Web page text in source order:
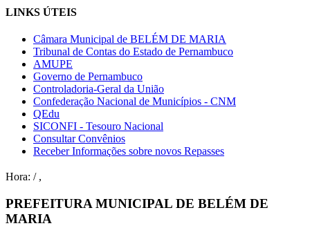
LINKS ÚTEIS
Câmara Municipal de BELÉM DE MARIA
Tribunal de Contas do Estado de Pernambuco
AMUPE
Governo de Pernambuco
Controladoria-Geral da União
Confederação Nacional de Municípios - CNM
QEdu
SICONFI - Tesouro Nacional
Consultar Convênios
Receber Informações sobre novos Repasses
Hora: / ,
PREFEITURA MUNICIPAL DE BELÉM DE
MARIA